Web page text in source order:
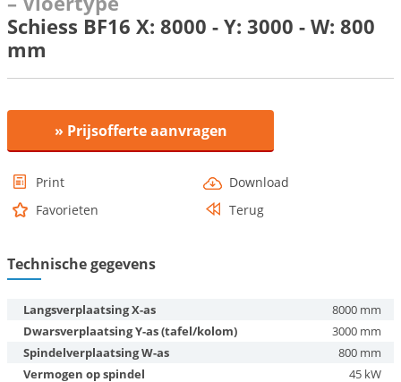
Schiess BF16 X: 8000 - Y: 3000 - W: 800
mm
» Prijsofferte aanvragen
Print
Download
Favorieten
Terug
Technische gegevens
Langsverplaatsing X-as
8000 mm
Dwarsverplaatsing Y-as (tafel/kolom)
3000 mm
Spindelverplaatsing W-as
800 mm
Vermogen op spindel
45 kW